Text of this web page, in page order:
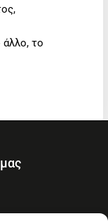
άλλο, το